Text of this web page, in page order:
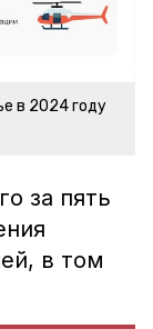
в 2024 году
за пять
в том